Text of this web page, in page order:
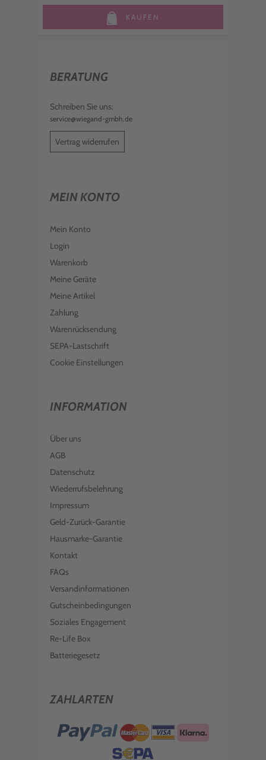
KAUFEN
BERATUNG
Schreiben Sie uns:
service@wiegand-gmbh.de
Vertrag widerrufen
MEIN KONTO
Mein Konto
Login
Warenkorb
Meine Geräte
Meine Artikel
Zahlung
Warenrücksendung
SEPA-Lastschrift
Cookie Einstellungen
INFORMATION
Über uns
AGB
Datenschutz
Wiederrufsbelehrung
Impressum
Geld-Zurück-Garantie
Hausmarke-Garantie
Kontakt
FAQs
Versandinformationen
Gutscheinbedingungen
Soziales Engagement
Re-Life Box
Batteriegesetz
ZAHLARTEN